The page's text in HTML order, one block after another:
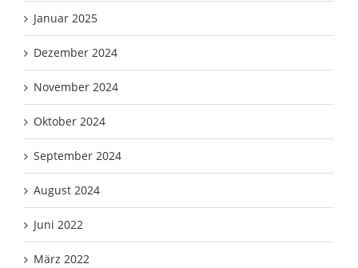
Januar 2025
Dezember 2024
November 2024
Oktober 2024
September 2024
August 2024
Juni 2022
März 2022